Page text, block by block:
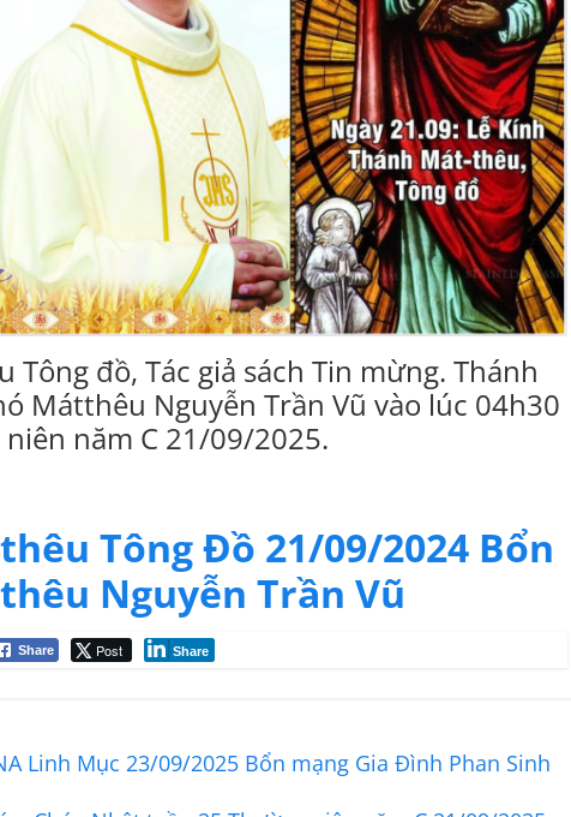
đồ, Tác giả sách Tin mừng. Thánh
Mátthêu Nguyễn Trần Vũ vào lúc 04h30
năm C 21/09/2025.
Tông Đồ 21/09/2024 Bổn
Nguyễn Trần Vũ
Share Post Share
Linh Mục 23/09/2025 Bổn mạng Gia Đình Phan Sinh